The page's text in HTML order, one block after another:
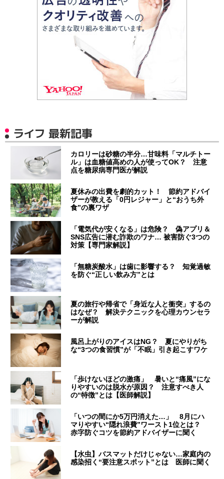
ライフ 最新記事
カロリーは砂糖の半分…甘味料「マルチトー
ル」は血糖値高めの人が使ってOK？ 注意
点を糖尿病専門医が解説
夏休みの出費を劇的カット！ 節約アドバイ
ザーが教える「0円レジャー」と“おうち外
食”の裏ワザ
「電気代が安くなる」は危険？ 偽アプリ＆
SNS広告に潜む詐欺のワナ… 被害防ぐ3つの
対策【専門家解説】
「無糖炭酸水」は歯に影響する？ 知覚過敏
を防ぐ“正しい飲み方”とは
夏の旅行や帰省で「身近な人と衝突」するの
はなぜ？ 解決テクニックを心理カウンセラ
ーが解説
風呂上がりのアイスはNG？ 夏にやりがち
な“3つの食習慣”が「不眠」引き起こすワケ
「歩けないほどの激痛」 暑いと“痛風”にな
りやすいのは脱水が原因？ 注意すべき人
の“特徴”とは【医師解説】
「いつの間にか5万円消えた…」 8月にハ
マりやすい“隠れ浪費”ワースト1位とは？
赤字防ぐコツを節約アドバイザーに聞く
【水虫】バスマットだけじゃない…家庭内の
感染招く“要注意スポット”とは 医師に聞く